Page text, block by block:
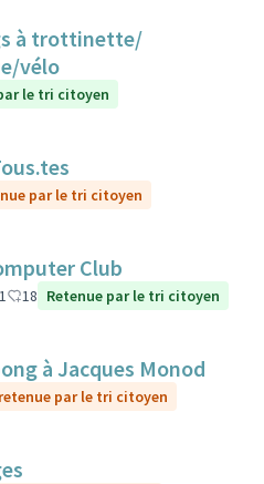
à trottinette/
vélo
le tri citoyen
par le tri citoyen
Club
1 18 Retenue par le tri citoyen
à Jacques Monod
par le tri citoyen